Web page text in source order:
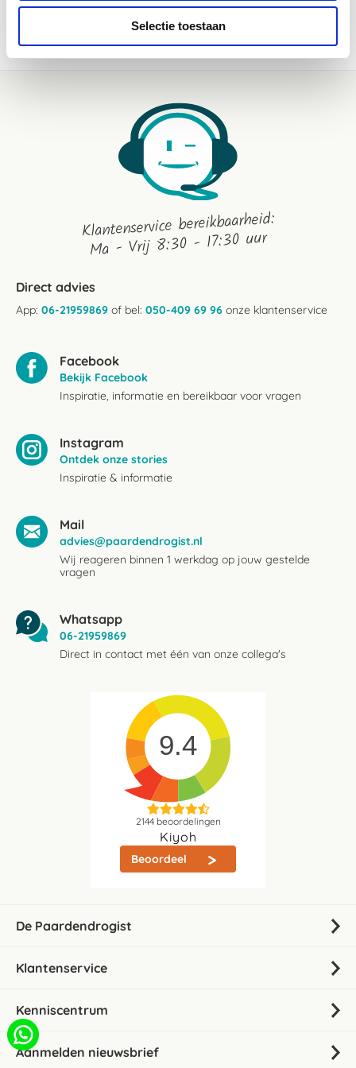
Selectie toestaan
WEES DE EERSTE OM EEN REVIEW TE SCHRIJVEN
Klantenservice bereikbaarheid:
Ma - Vrij 8:30 - 17:30 uur
Direct advies
App: 06-21959869 of bel: 050-409 69 96 onze klantenservice
Facebook
Bekijk Facebook
Inspiratie, informatie en bereikbaar voor vragen
Instagram
Ontdek onze stories
Inspiratie & informatie
Mail
advies@paardendrogist.nl
Wij reageren binnen 1 werkdag op jouw gestelde
vragen
Whatsapp
06-21959869
Direct in contact met één van onze collega's
9.4
2144beoordelingen
Kiyoh
Beoordeel
De Paardendrogist
Klantenservice
Kenniscentrum
Aanmelden nieuwsbrief